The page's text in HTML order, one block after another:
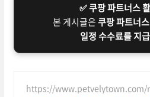
✅ 쿠팡 파트너스
본 게시글은쿠팡 파트너
일정 수수료를 지
https://www.petvelytown.com/